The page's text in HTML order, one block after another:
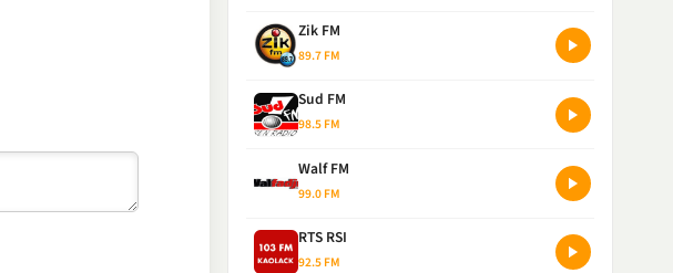
Zik FM
89.7 FM
Sud FM
98.5 FM
Walf FM
99.0 FM
RTS RSI
92.5 FM